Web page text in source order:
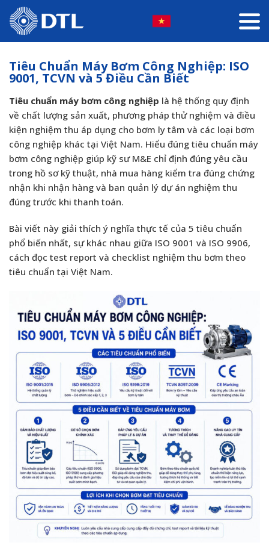
Tiêu Chuẩn Máy Bơm Công Nghiệp: ISO
9001, TCVN và 5 Điều Cần Biết
Tiêu chuẩn máy bơm công nghiệp là hệ thống quy định
về chất lượng sản xuất, phương pháp thử nghiệm và điều
kiện nghiệm thu áp dụng cho bơm ly tâm và các loại bơm
công nghiệp khác tại Việt Nam. Hiểu đúng tiêu chuẩn máy
bơm công nghiệp giúp kỹ sư M&E chỉ định đúng yêu cầu
trong hồ sơ kỹ thuật, nhà mua hàng kiểm tra đúng chứng
nhận khi nhận hàng và ban quản lý dự án nghiệm thu
đúng trước khi thanh toán.
Bài viết này giải thích ý nghĩa thực tế của 5 tiêu chuẩn
phổ biến nhất, sự khác nhau giữa ISO 9001 và ISO 9906,
cách đọc test report và checklist nghiệm thu bơm theo
tiêu chuẩn tại Việt Nam.